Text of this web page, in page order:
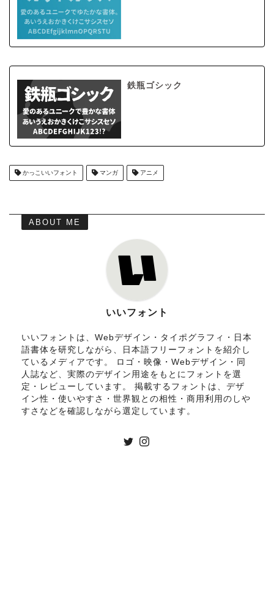
鉄瓶ゴシック
かっこいいフォント マンガ アニメ
ABOUT ME
いいフォント
いいフォントは、Webデザイン・タイポグラフィ・日本
語書体を研究しながら、日本語フリーフォントを紹介し
ているメディアです。 ロゴ・映像・Webデザイン・同
人誌など、実際のデザイン用途をもとにフォントを選
定・レビューしています。 掲載するフォントは、デザ
イン性・使いやすさ・世界観との相性・商用利用のしや
すさなどを確認しながら選定しています。